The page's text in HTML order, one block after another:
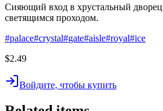
Сияющий вход в хрустальный
светящимся проходом.
#palace#crystal#gate#aisle#royal#ice
$2.49
Войдите, чтобы купить